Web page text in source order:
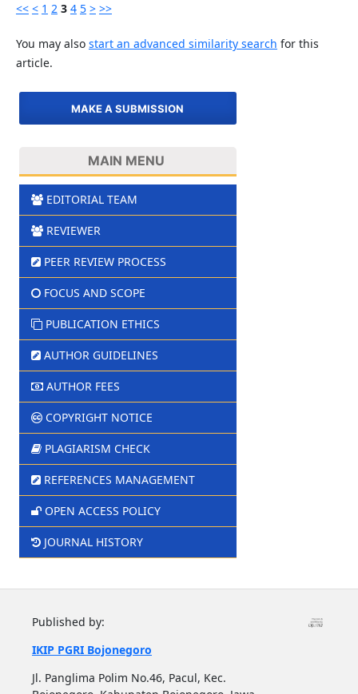
<< < 1 2 3 4 5 > >>
You may also start an advanced similarity search for this
article.
MAKE A SUBMISSION
MAIN MENU
EDITORIAL TEAM
REVIEWER
PEER REVIEW PROCESS
FOCUS AND SCOPE
PUBLICATION ETHICS
AUTHOR GUIDELINES
AUTHOR FEES
COPYRIGHT NOTICE
PLAGIARISM CHECK
REFERENCES MANAGEMENT
OPEN ACCESS POLICY
JOURNAL HISTORY
Published by:
IKIP PGRI Bojonegoro
Jl. Panglima Polim No.46, Pacul, Kec.